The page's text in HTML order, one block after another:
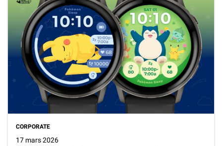
CORPORATE
17 mars 2026